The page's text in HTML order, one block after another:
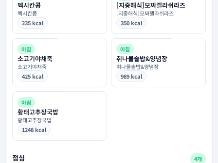
멕시칸콥
멕시칸콥
235 kcal
[지중해식]모짜렐라쉬라즈
[지중해식]모짜렐라쉬라즈
350 kcal
아침
소고기야채죽
소고기야채죽
425 kcal
아침
취나물솥밥&양념장
취나물솥밥&양념장
989 kcal
아침
황태고추장국밥
황태고추장국밥
1248 kcal
점심 4개